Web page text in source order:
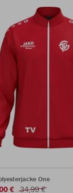
One
€ 34,99 €